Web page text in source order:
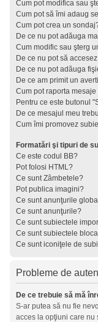
Cum pot modifica sau
Cum pot să îmi adaug
Cum pot crea un
De ce nu pot adăuga
Cum modific sau şterg
De ce nu pot să
De ce nu pot adăuga
De ce am primit un
Cum pot raporta
Pentru ce este butonul
De ce mesajul meu
Cum îmi promovez
Formatări şi tipuri de
Ce este codul BB?
Pot folosi HTML?
Ce sunt Zâmbetele?
Pot publica imagini?
Ce sunt anunţurile
Ce sunt anunţurile?
Ce sunt subiectele
Ce sunt subiectele
Ce sunt iconiţele de
Probleme de
De ce trebuie să mă
S-ar putea să nu fie
acces la opţiuni care nu